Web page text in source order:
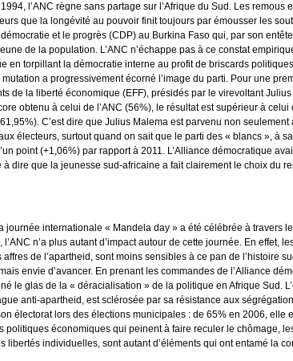
l’ANC règne sans partage sur l’Afrique du Sud. Les remous
que la longévité au pouvoir finit toujours par émousser les
et le progrès (CDP) au Burkina Faso qui, par son
de la population. L’ANC n’échappe pas à ce constat
en torpillant la démocratie interne au profit de briscards
a progressivement écorné l’image du parti. Pour une
de la liberté économique (EFF), présidés par le virevoltant
obtenu à celui de l’ANC (56%), le résultat est supérieur à celui
C’est dire que Julius Malema est parvenu non
électeurs, surtout quand on sait que le parti des « blancs », à
point (+1,06%) par rapport à 2011. L’Alliance démocratique
à dire que la jeunesse sud-africaine a fait clairement le choix du
journée internationale « Mandela day » a été célébrée à travers
n’a plus autant d’impact autour de cette journée. En effet,
de l’apartheid, sont moins sensibles à ce pan de l’histoire
envie d’avancer. En prenant les commandes de l’Alliance
le glas de la « déracialisation » de la politique en Afrique Sud.
anti-apartheid, est sclérosée par sa résistance aux
électorat lors des élections municipales : de 65% en 2006, elle
politiques économiques qui peinent à faire reculer le chômage,
libertés individuelles, sont autant d’éléments qui ont entamé la